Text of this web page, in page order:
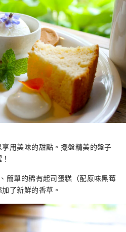
用美味的甜點。擺盤精美的盤子
簡單的稀有起司蛋糕（配原味黑莓
了新鮮的香草。